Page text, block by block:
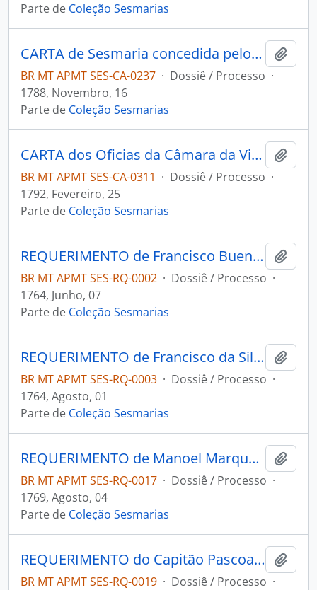
Parte de Coleção Sesmarias
CARTA de Sesmaria concedida pelo Governador e Capitão-General da Capitania de Mato Grosso Luiz de Albuquerque de Melo Pereira e Cáceres, ao Alferes Joaquim Rodrigues de Oliveira.
BR MT APMT SES-CA-0237 · Dossiê / Processo ·
1788, Novembro, 16
Parte de Coleção Sesmarias
CARTA dos Oficias da Câmara da Vila do Cuiabá ao Governador e Capitão-General da Capitania de Mato Grosso João de Albuquerque de Melo Pereira e Cáceres informando a respeito do pedido de Floriano de Souza Neves.
BR MT APMT SES-CA-0311 · Dossiê / Processo ·
1792, Fevereiro, 25
Parte de Coleção Sesmarias
REQUERIMENTO de Francisco Bueno da Silva ao Governador e Capitão-General da Capitania de Mato Grosso Antônio Rolim de Moura.
BR MT APMT SES-RQ-0002 · Dossiê / Processo ·
1764, Junho, 07
Parte de Coleção Sesmarias
REQUERIMENTO de Francisco da Silva Ribeiro ao Governador e Capitão-General da Capitania de Mato Grosso Antônio Rolim de Moura.
BR MT APMT SES-RQ-0003 · Dossiê / Processo ·
1764, Agosto, 01
Parte de Coleção Sesmarias
REQUERIMENTO de Manoel Marques de Ávilla ao Governador e Capitão-General da Capitania de Mato Grosso Luiz Pinto de Souza Coutinho.
BR MT APMT SES-RQ-0017 · Dossiê / Processo ·
1769, Agosto, 04
Parte de Coleção Sesmarias
REQUERIMENTO do Capitão Pascoal Delgado Lemos ao Governador e Capitão-General da Capitania de Mato Grosso Luiz Pinto de Souza Coutinho.
BR MT APMT SES-RQ-0019 · Dossiê / Processo ·